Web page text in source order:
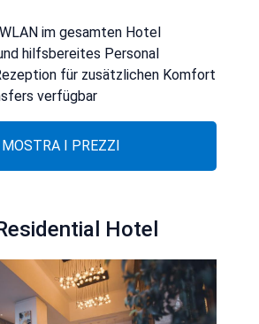
im gesamten Hotel
hilfsbereites Personal
für zusätzlichen Komfort
verfügbar
MOSTRA I PREZZI
Hotel